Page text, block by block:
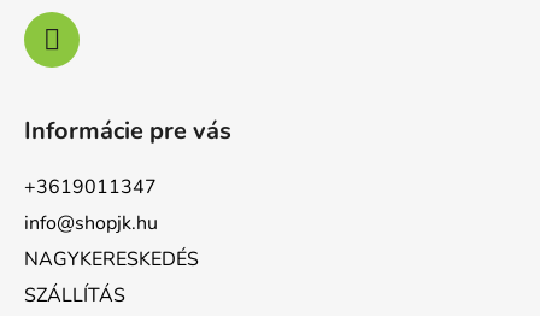
Informácie pre vás
+3619011347
info@shopjk.hu
NAGYKERESKEDÉS
SZÁLLÍTÁS